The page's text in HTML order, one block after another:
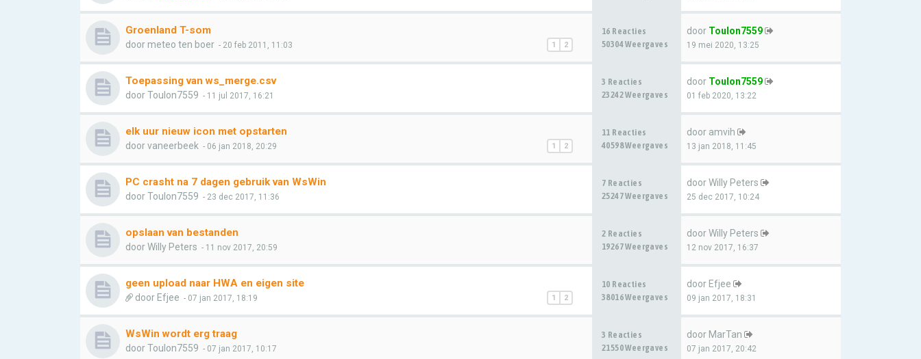
Groenland T-som
1 2
door meteo ten boer - 20 feb 2011, 11:03
16 Reacties
50304 Weergaves
door Toulon7559
19 mei 2020, 13:25
Toepassing van ws_merge.csv
doorToulon7559 - 11 jul 2017, 16:21
3 Reacties
23242 Weergaves
door Toulon7559
01 feb 2020, 13:22
elk uur nieuw icon met opstarten
1 2
doorvaneerbeek - 06 jan 2018, 20:29
11 Reacties
40598 Weergaves
door amvih
13 jan 2018, 11:45
PC crasht na 7 dagen gebruik van WsWin
doorToulon7559 - 23 dec 2017, 11:36
7 Reacties
25247 Weergaves
doorWilly Peters
25 dec 2017, 10:24
opslaan van bestanden
doorWilly Peters - 11 nov 2017, 20:59
2 Reacties
19267 Weergaves
doorWilly Peters
12 nov 2017, 16:37
geen upload naar HWA en eigen site
1 2
door Efjee - 07 jan 2017, 18:19
10 Reacties
38016 Weergaves
door Efjee
09 jan 2017, 18:31
WsWin wordt erg traag
doorToulon7559 - 07 jan 2017, 10:17
3 Reacties
21550 Weergaves
door MarTan
07 jan 2017, 20:42